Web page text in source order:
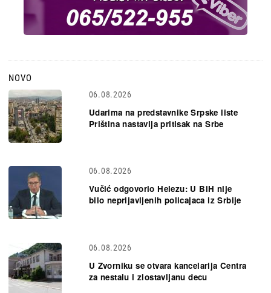
NOVO
06.08.2026
Udarima na predstavnike Srpske liste
Priština nastavlja pritisak na Srbe
06.08.2026
Vučić odgovorio Helezu: U BiH nije
bilo neprijavljenih policajaca iz Srbije
06.08.2026
U Zvorniku se otvara kancelarija Centra
za nestalu i zlostavljanu decu